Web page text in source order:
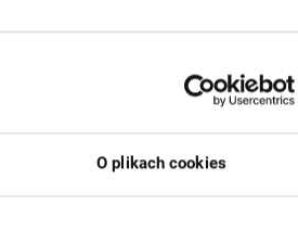
O plikach cookies